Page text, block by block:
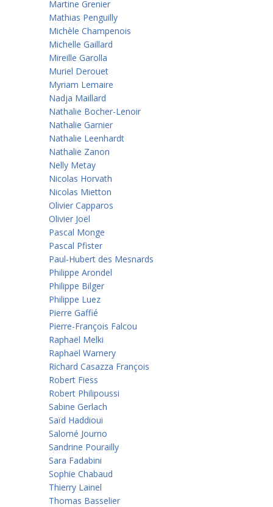
Martine Grenier
Mathias Penguilly
Michèle Champenois
Michelle Gaillard
Mireille Garolla
Muriel Derouet
Myriam Lemaire
Nadja Maillard
Nathalie Bocher-Lenoir
Nathalie Garnier
Nathalie Leenhardt
Nathalie Zanon
Nelly Metay
Nicolas Horvath
Nicolas Mietton
Olivier Capparos
Olivier Joël
Pascal Monge
Pascal Pfister
Paul-Hubert des Mesnards
Philippe Arondel
Philippe Bilger
Philippe Luez
Pierre Gaffié
Pierre-François Falcou
Raphaël Melki
Raphaël Warnery
Richard Casazza François
Robert Fiess
Robert Philipoussi
Sabine Gerlach
Saïd Haddioui
Salomé Journo
Sandrine Pourailly
Sara Fadabini
Sophie Chabaud
Thierry Lainel
Thomas Basselier